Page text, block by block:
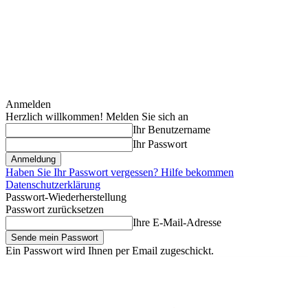
Anmelden
Herzlich willkommen! Melden Sie sich an
Ihr Benutzername
Ihr Passwort
Haben Sie Ihr Passwort vergessen? Hilfe bekommen
Datenschutzerklärung
Passwort-Wiederherstellung
Passwort zurücksetzen
Ihre E-Mail-Adresse
Ein Passwort wird Ihnen per Email zugeschickt.